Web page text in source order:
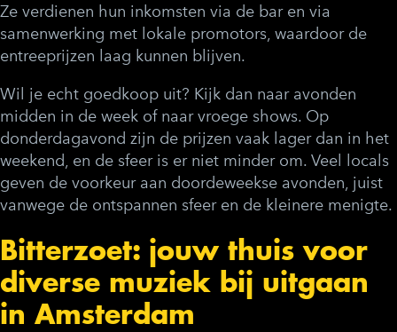
Ze verdienen hun inkomsten via de bar en via
samenwerking met lokale promotors, waardoor de
entreeprijzen laag kunnen blijven.
Wil je echt goedkoop uit? Kijk dan naar avonden
midden in de week of naar vroege shows. Op
donderdagavond zijn de prijzen vaak lager dan in het
weekend, en de sfeer is er niet minder om. Veel locals
geven de voorkeur aan doordeweekse avonden, juist
vanwege de ontspannen sfeer en de kleinere menigte.
Bitterzoet: jouw thuis voor
diverse muziek bij uitgaan
in Amsterdam